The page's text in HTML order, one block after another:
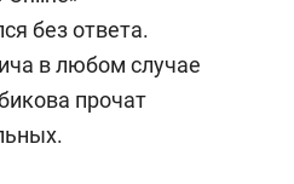
без ответа.
в любом случае
прочат